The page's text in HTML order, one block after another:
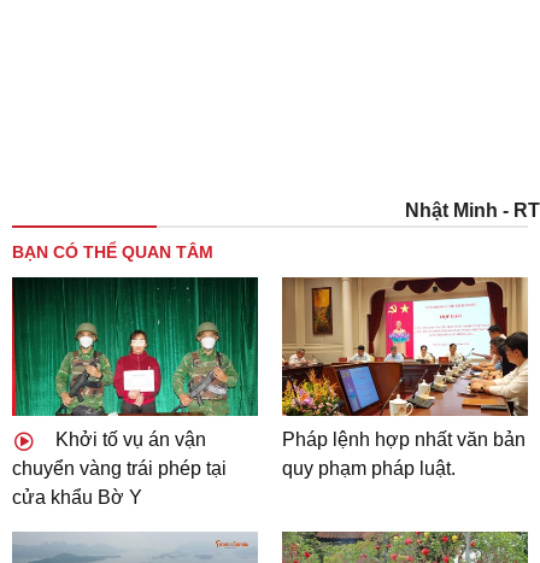
Nhật Minh - RT
BẠN CÓ THỂ QUAN TÂM
Khởi tố vụ án vận
chuyển vàng trái phép tại
cửa khẩu Bờ Y
Pháp lệnh hợp nhất văn bản
quy phạm pháp luật.